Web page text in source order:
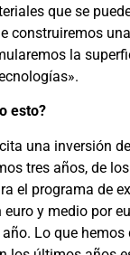
que se
construiremos
la
esto?
una inversión
tres años, de
el programa de
y medio por
Lo que hemos